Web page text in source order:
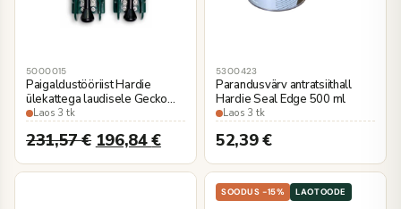
5000015
Paigaldustööriist Hardie
ülekattega laudisele Gecko
Gauge
Laos 3 tk
231,57€ 196,84€
5300423
Parandusvärv antratsiithall
Hardie Seal Edge 500 ml
Laos 3 tk
52,39€
SOODUS -15% LAOTOODE